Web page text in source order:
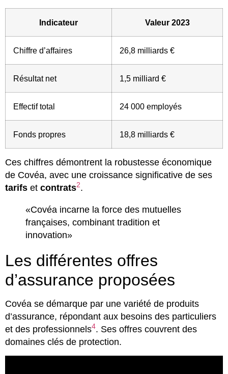
Indicateur Valeur 2023
Chiffre d’affaires 26,8 milliards €
Résultat net 1,5 milliard €
Effectif total 24 000 employés
Fonds propres 18,8 milliards €
Ces chiffres démontrent la robustesse économique
de Covéa, avec une croissance significative de ses
tarifs et contrats2.
«Covéa incarne la force des mutuelles
françaises, combinant tradition et
innovation»
Les différentes offres
d’assurance proposées
Covéa se démarque par une variété de produits
d’assurance, répondant aux besoins des particuliers
et des professionnels4. Ses offres couvrent des
domaines clés de protection.